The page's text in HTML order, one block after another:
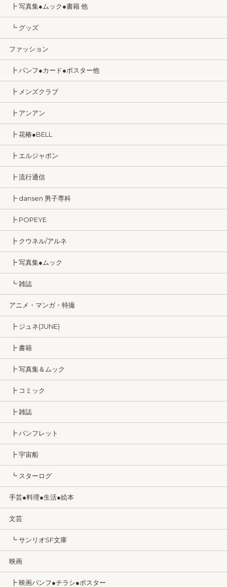
┣ 写真集●ムック●書籍 他
┗ グッズ
ファッション
┣ パンフ●カード●ポスター他
┣ メンズクラブ
┣ アンアン
┣ 花椿●BELL
┣ エルジャポン
┣ 流行通信
┣ dansen 男子専科
┣ POPEYE
┣ クウネル/アルネ
┣ 写真集●ムック
┗ 雑誌
アニメ・マンガ・特撮
┣ ジュネ(JUNE)
┣ 書籍
┣ 写真集＆ムック
┣ コミック
┣ 雑誌
┣ パンフレット
┣ 宇宙船
┗ スターログ
手芸●料理●生活●絵本
文芸
┗ サンリオSF文庫
映画
┣ 映画パンフ●チラシ●ポスター